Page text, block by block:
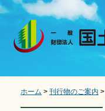
ホーム > 刊行物のご案内 >